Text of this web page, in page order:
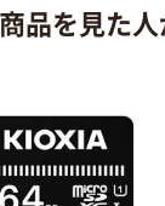
品を見た